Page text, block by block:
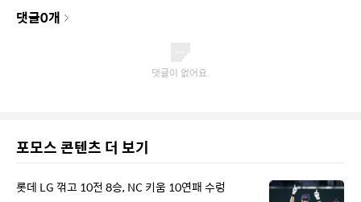
댓글0개
포모스 콘텐츠 더 보기
롯데 LG 꺾고 10전 8승, NC 키움 10연패 수렁